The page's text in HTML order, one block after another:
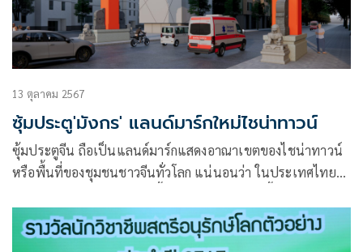
13 ตุลาคม 2567
ซุ้มประตู'มังกร' แลนด์มาร์กใหม่ไชน่าทาวน์
ซุ้มประตูจีน ถือเป็นแลนด์มาร์กแสดงอาณาเขตของไชน่าทาวน์
หรือพื้นที่ของชุมชนชาวจีนทั่วโลก แน่นอนว่า ในประเทศไทยมี
จังหวัด